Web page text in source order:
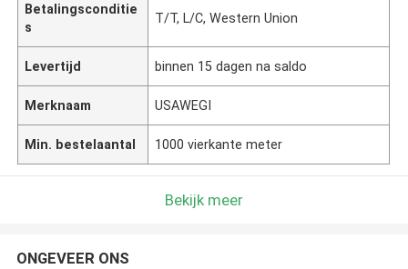
Betalingsconditie
s
T/T, L/C, Western Union
Levertijd binnen 15 dagen na saldo
Merknaam USAWEGI
Min. bestelaantal 1000 vierkante meter
Bekijk meer
ONGEVEER ONS